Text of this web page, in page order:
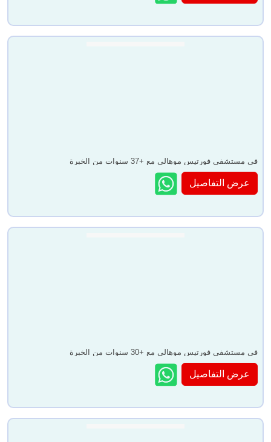
في مستشفى فورتيس موهالي مع +37 سنوات من الخبرة
عرض التفاصيل
في مستشفى فورتيس موهالي مع +30 سنوات من الخبرة
عرض التفاصيل